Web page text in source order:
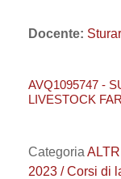
Docente:
AVQ1095747 -
LIVESTOCK
Categoria
2023 / Corsi di